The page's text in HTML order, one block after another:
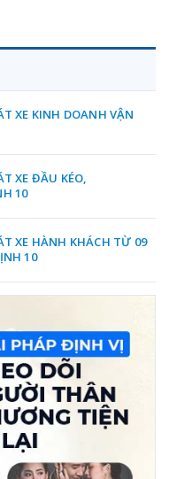
XE KINH DOANH VẬN
XE ĐẦU KÉO,
10
XE HÀNH KHÁCH TỪ 09
10